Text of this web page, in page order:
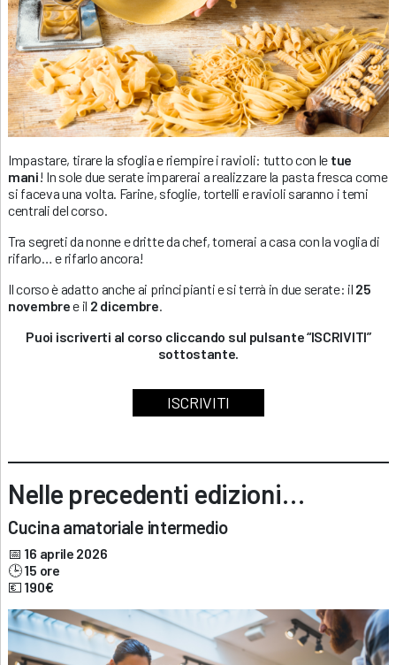
Impastare, tirare la sfoglia e riempire i ravioli: tutto con le tue
mani! In sole due serate imparerai a realizzare la pasta fresca come
si faceva una volta. Farine, sfoglie, tortelli e ravioli saranno i temi
centrali del corso.
Tra segreti da nonne e dritte da chef, tornerai a casa con la voglia di
rifarlo… e rifarlo ancora!
Il corso è adatto anche ai principianti e si terrà in due serate: il 25
novembree il 2 dicembre
Puoi iscriverti al corso cliccando sul pulsante “ISCRIVITI”
sottostante.
ISCRIVITI
Nelle precedenti edizioni…
Cucina amatoriale intermedio
📅 16 aprile 2026
🕒15 ore
💶 190€